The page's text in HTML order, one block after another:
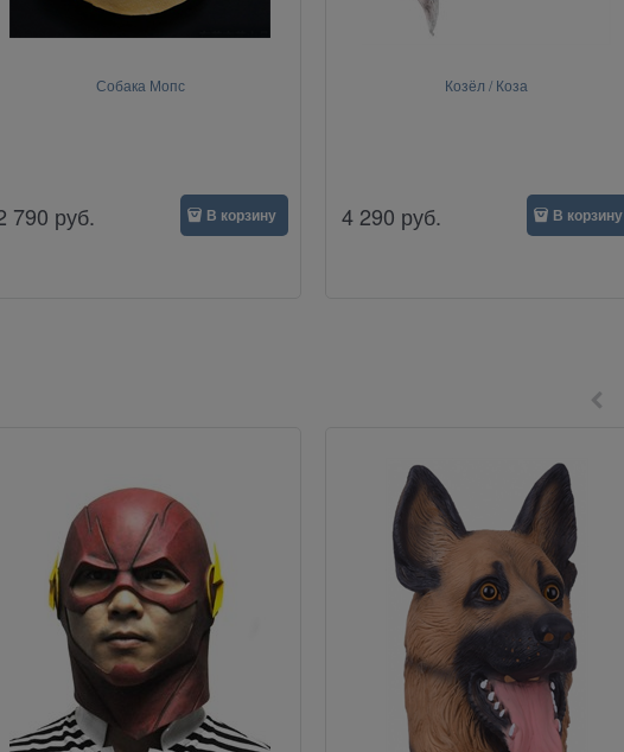
Собака Мопс
790 руб. В корзину
Козёл / Коза
4 290 руб. В корзину